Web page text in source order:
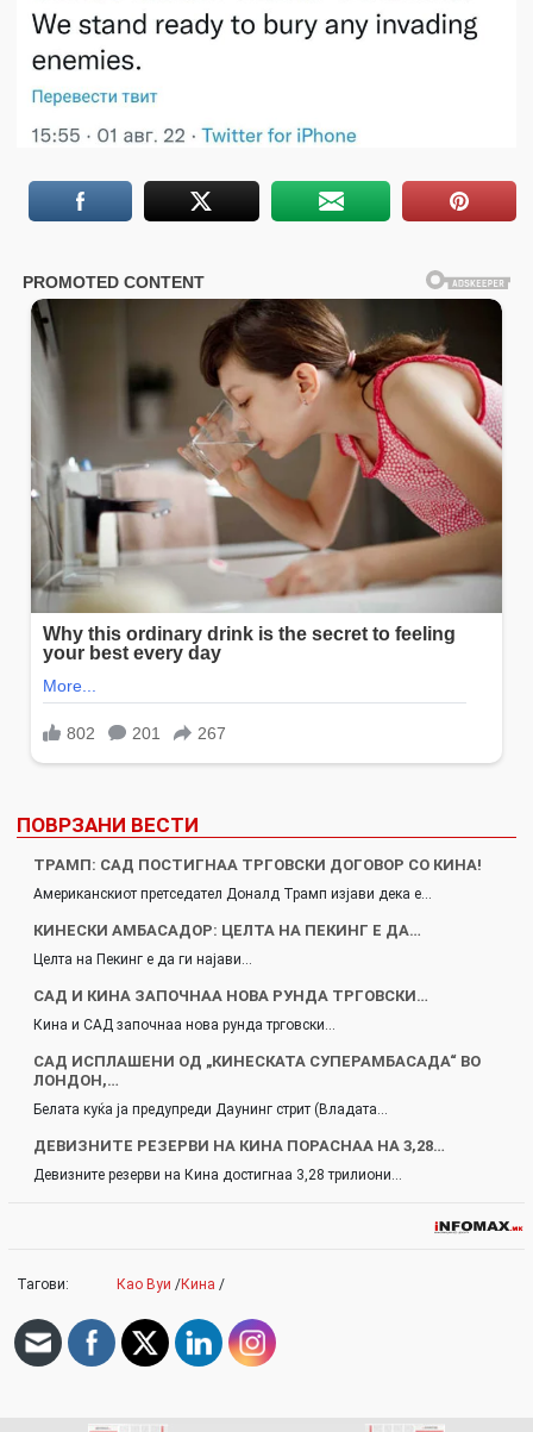
ПОВРЗАНИ ВЕСТИ
ТРАМП: САД ПОСТИГНАА ТРГОВСКИ ДОГОВОР СО КИНА!
Американскиот претседател Доналд Трамп изјави дека е…
КИНЕСКИ АМБАСАДОР: ЦЕЛТА НА ПЕКИНГ Е ДА…
Целта на Пекинг е да ги најави…
САД И КИНА ЗАПОЧНАА НОВА РУНДА ТРГОВСКИ…
Кина и САД започнаа нова рунда трговски…
САД ИСПЛАШЕНИ ОД „КИНЕСКАТА СУПЕРАМБАСАДА“ ВО
ЛОНДОН,…
Белата куќа ја предупреди Даунинг стрит (Владата…
ДЕВИЗНИТЕ РЕЗЕРВИ НА КИНА ПОРАСНАА НА 3,28…
Девизните резерви на Кина достигнаа 3,28 трилиони…
Тагови: Као Вуи /Кина /